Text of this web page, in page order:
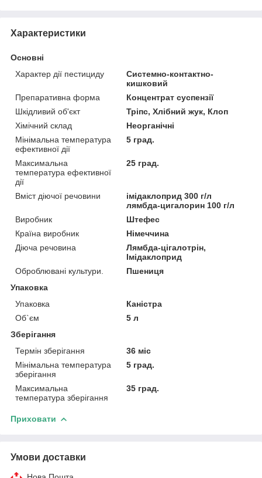
Характеристики
Основні
Характер дії пестициду
Системно-контактно-
кишковий
Препаративна форма
Концентрат суспензії
Шкідливий об'єкт
Тріпс, Хлібний жук, Клоп
Хімічний склад
Неорганічні
Мінімальна температура
ефективної дії
5 град.
Максимальна
температура ефективної
дії
25 град.
Вміст діючої речовини
імідаклоприд 300 г/л
лямбда-цигалорин 100 г/л
Виробник
Штефес
Країна виробник
Німеччина
Діюча речовина
Лямбда-цігалотрін,
Імідаклоприд
Оброблювані культури.
Пшениця
Упаковка
Упаковка
Каністра
Об`єм
5 л
Зберігання
Термін зберігання
36 міс
Мінімальна температура
зберігання
5 град.
Максимальна
температура зберігання
35 град.
Приховати
Умови доставки